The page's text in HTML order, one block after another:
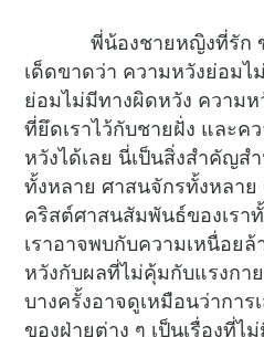
พี่น้องชายหญิงที่รัก ขอ
เด็ดขาดว่า ความหวังย่อม
ย่อมไม่มีทางผิดหวัง ความห
ที่ยึดเราไว้กับชายฝั่ง และค
หวังได้เลย นี่เป็นสิ่งสำคัญ
ทั้งหลาย ศาสนจักรทั้งหลา
คริสต์ศาสนสัมพันธ์ของเรา
เราอาจพบกับความเหนื่อย
หวังกับผลที่ไม่คุ้มกับแรงกา
บางครั้งอาจดูเหมือนว่ากา
ของฝ่ายต่าง ๆ เป็นเรื่องที่ไ